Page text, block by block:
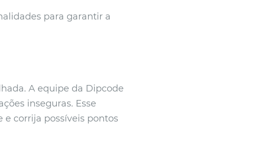
para garantir a
A equipe da Dipcode
inseguras. Esse
corrija possíveis pontos